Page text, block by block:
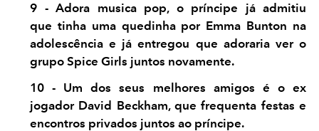
9 - Adora musica pop, o príncipe já admitiu
que tinha uma quedinha por Emma Bunton na
adolescência e já entregou que adoraria ver o
grupo Spice Girls juntos novamente.
10 - Um dos seus melhores amigos é o ex
jogador David Beckham, que frequenta festas e
encontros privados juntos ao príncipe.